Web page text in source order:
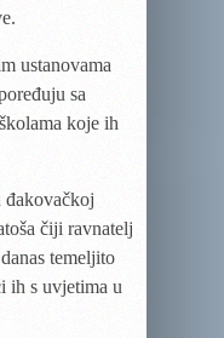
ustanovama
sa
koje ih
đakovačkoj
čiji ravnatelj
temeljito
ih s uvjetima u